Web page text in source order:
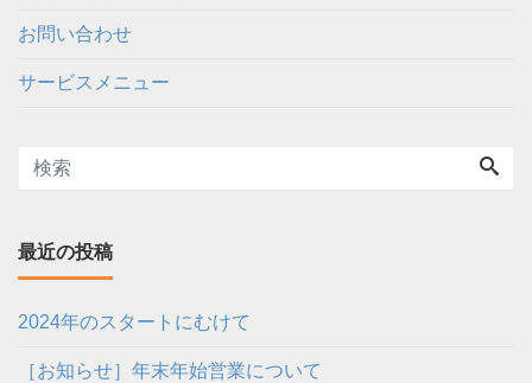
お問い合わせ
サービスメニュー
最近の投稿
2024年のスタートにむけて
［お知らせ］年末年始営業について